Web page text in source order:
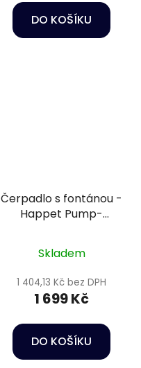
DO KOŠÍKU
Čerpadlo s fontánou -
Happet Pump-
Skladem
1 404,13 Kč bez DPH
1 699 Kč
DO KOŠÍKU